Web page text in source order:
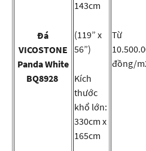
Đá
VICOSTONE
Panda White
BQ8928
143cm
(119” x
56”)
Kích
thước
khổ lớn:
330cm x
165cm
Từ
đồng/